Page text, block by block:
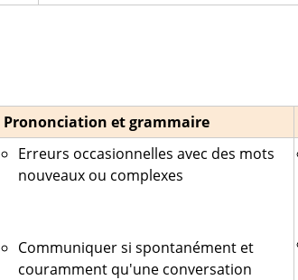
Prononciation et grammaire
Erreurs occasionnelles avec des mots
nouveaux ou complexes
Communiquer si spontanément et
couramment qu'une conversation